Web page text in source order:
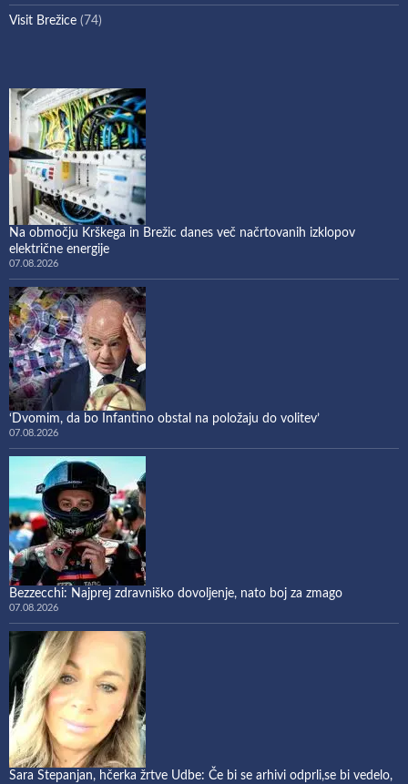
Visit Brežice (74)
Na območju Krškega in Brežic danes več načrtovanih izklopov
električne energije
07.08.2026
‘Dvomim, da bo Infantino obstal na položaju do volitev’
07.08.2026
Bezzecchi: Najprej zdravniško dovoljenje, nato boj za zmago
07.08.2026
Sara Stepanjan, hčerka žrtve Udbe: Če bi se arhivi odprli,se bi vedelo,